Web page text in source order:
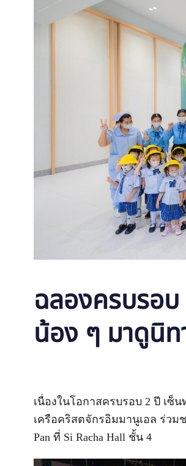
ฉลองครบรอ
น้อง ๆ มาดูนิ
เนื่องในโอกาสครบรอบ 2 ปี เซ็
เครือคริสตจักรอิมมานูเอล ร่วม
Pan ที่ Si Racha Hall ชั้น 4